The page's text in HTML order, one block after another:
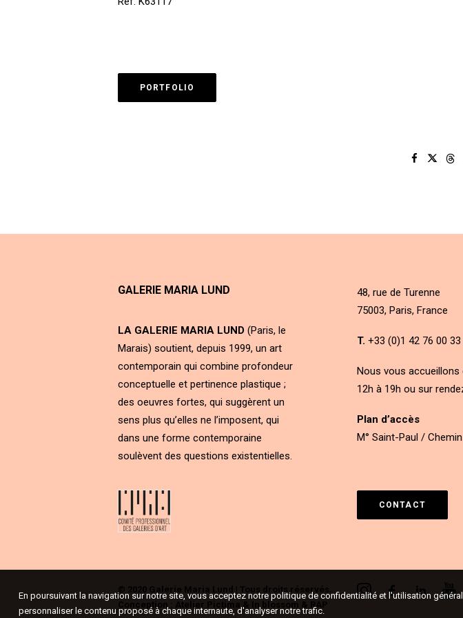
PORTFOLIO
GALERIE MARIA LUND
LA GALERIE MARIA LUND (Paris, le
Marais) soutient, depuis 1999, un art
contemporain qui combine profondeur
conceptuelle et pertinence plastique ;
des oeuvres fortes, qui suggèrent un
sens plus qu’elles ne l’imposent, qui
dans une forme contemporaine
soulèvent des questions existentielles.
48, rue de Turenne
75003, Paris, France
T. +33 (0)1 42 76 00 33
Nous vous accueillons
12h à 19h ou sur
Plan d’accès
M° Saint-Paul /
CONTACT
© 2020 Galerie Maria Lund | Tous droits réservés.
Conception : Atelier Pictima& In blossom & RAP
En poursuivant la navigation sur notre site, vous acceptez notre politique de confidentialité et l'utilisation
personnaliser le contenu proposé à chaque internaute, d'analyser notre trafic.